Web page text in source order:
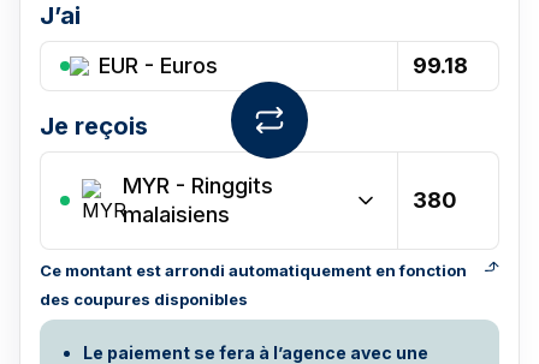
J’ai
EUR - Euros
Je reçois
MYR - Ringgits
malaisiens
Ce montant est arrondi automatiquement en fonction
des coupures disponibles
Le paiement se fera à l’agence avec une